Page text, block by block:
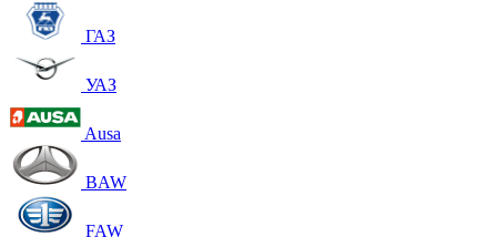
ГАЗ
УАЗ
Ausa
BAW
FAW